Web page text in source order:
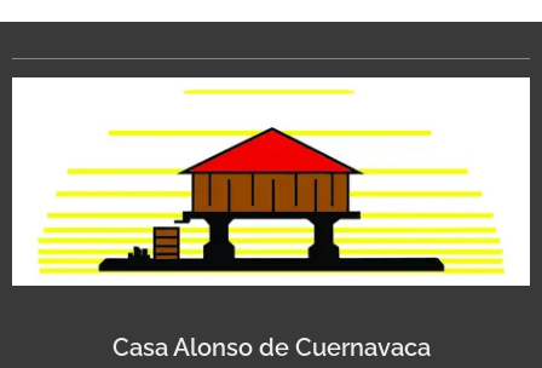
Casa Alonso de Cuernavaca